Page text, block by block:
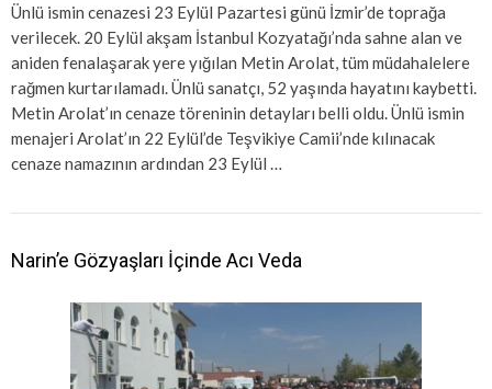
Ünlü ismin cenazesi 23 Eylül Pazartesi günü İzmir’de toprağa
verilecek. 20 Eylül akşam İstanbul Kozyatağı’nda sahne alan ve
aniden fenalaşarak yere yığılan Metin Arolat, tüm müdahalelere
rağmen kurtarılamadı. Ünlü sanatçı, 52 yaşında hayatını kaybetti.
Metin Arolat’ın cenaze töreninin detayları belli oldu. Ünlü ismin
menajeri Arolat’ın 22 Eylül’de Teşvikiye Camii’nde kılınacak
cenaze namazının ardından 23 Eylül …
Narin’e Gözyaşları İçinde Acı Veda